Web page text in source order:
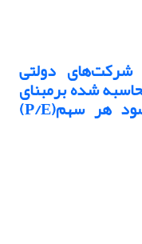
شرکت‌های دولتی
شده برمبنای
مدل نسبت قیمت بازار به سود هر سهم(P/E)